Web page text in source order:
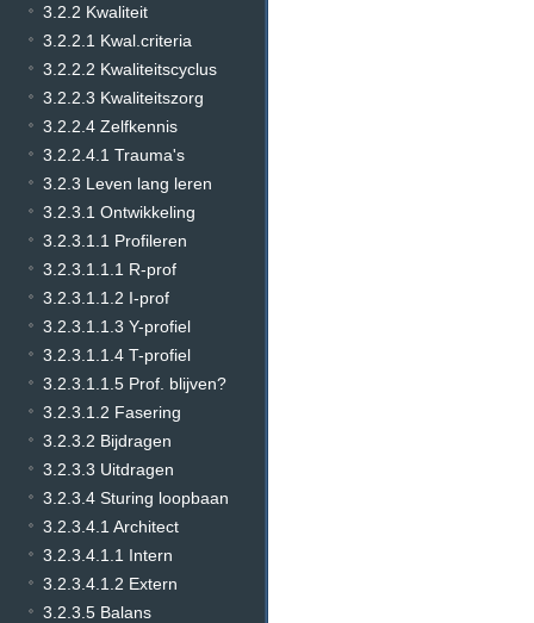
3.2.2 Kwaliteit
3.2.2.1 Kwal.criteria
3.2.2.2 Kwaliteitscyclus
3.2.2.3 Kwaliteitszorg
3.2.2.4 Zelfkennis
3.2.2.4.1 Trauma's
3.2.3 Leven lang leren
3.2.3.1 Ontwikkeling
3.2.3.1.1 Profileren
3.2.3.1.1.1 R-prof
3.2.3.1.1.2 I-prof
3.2.3.1.1.3 Y-profiel
3.2.3.1.1.4 T-profiel
3.2.3.1.1.5 Prof. blijven?
3.2.3.1.2 Fasering
3.2.3.2 Bijdragen
3.2.3.3 Uitdragen
3.2.3.4 Sturing loopbaan
3.2.3.4.1 Architect
3.2.3.4.1.1 Intern
3.2.3.4.1.2 Extern
3.2.3.5 Balans